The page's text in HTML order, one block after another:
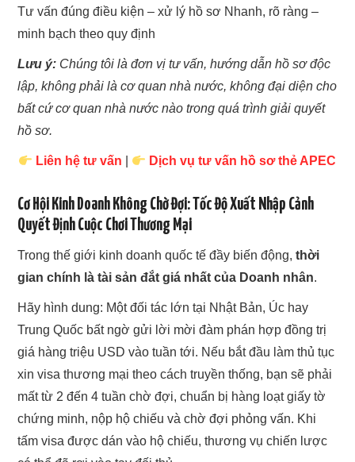
Tư vấn đúng điều kiện – xử lý hồ sơ Nhanh, rõ ràng –
minh bạch theo quy định
Lưu ý: Chúng tôi là đơn vị tư vấn, hướng dẫn hồ sơ độc
lập, không phải là cơ quan nhà nước, không đại diện cho
bất cứ cơ quan nhà nước nào trong quá trình giải quyết
hồ sơ.
Liên hệ tư vấn Dịch vụ tư vấn hồ sơ thẻ APEC
Cơ Hội Kinh Doanh Không Chờ Đợi: Tốc Độ Xuất Nhập Cảnh
Quyết Định Cuộc Chơi Thương Mại
Trong thế giới kinh doanh quốc tế đầy biến động,thời
gian chính là tài sản đắt giá nhất của Doanh nhân.
Hãy hình dung: Một đối tác lớn tại Nhật Bản, Úc hay
Trung Quốc bất ngờ gửi lời mời đàm phán hợp đồng trị
giá hàng triệu USD vào tuần tới. Nếu bắt đầu làm thủ tục
xin visa thương mại theo cách truyền thống, bạn sẽ phải
mất từ 2 đến 4 tuần chờ đợi, chuẩn bị hàng loạt giấy tờ
chứng minh, nộp hộ chiếu và chờ đợi phỏng vấn. Khi
tấm visa được dán vào hộ chiếu, thương vụ chiến lược